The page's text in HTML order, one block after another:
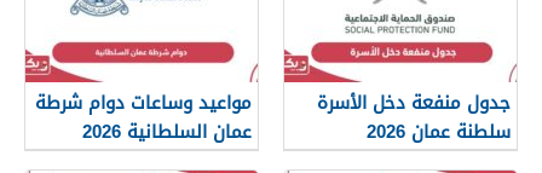
جدول منفعة دخل الأسرة
سلطنة عمان 2026
مواعيد وساعات دوام شرطة
عمان السلطانية 2026